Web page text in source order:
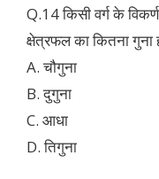
Q.14 किसी वर्ग के
क्षेत्रफल का कितना गुना
A. चौगुना
B. दुगुना
C. आधा
D. तिगुना